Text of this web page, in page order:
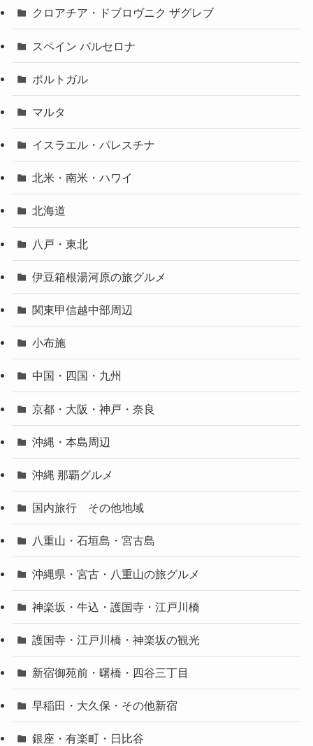
クロアチア・ドブロヴニク ザグレブ
スペイン バルセロナ
ポルトガル
マルタ
イスラエル・パレスチナ
北米・南米・ハワイ
北海道
八戸・東北
伊豆箱根湯河原の旅グルメ
関東甲信越中部周辺
小布施
中国・四国・九州
京都・大阪・神戸・奈良
沖縄・本島周辺
沖縄 那覇グルメ
国内旅行 その他地域
八重山・石垣島・宮古島
沖縄県・宮古・八重山の旅グルメ
神楽坂・牛込・護国寺・江戸川橋
護国寺・江戸川橋・神楽坂の観光
新宿御苑前・曙橋・四谷三丁目
早稲田・大久保・その他新宿
銀座・有楽町・日比谷